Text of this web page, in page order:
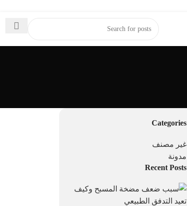
Categories
غير مصنف
مدونة
Recent Posts